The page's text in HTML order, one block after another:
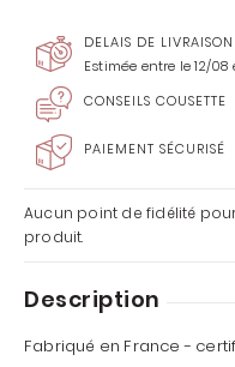
DELAIS DE LIVRAISON
Estimée entre le 12/08
CONSEILS COUSETTE
PAIEMENT SÉCURISÉ
Aucun point de fidélité
produit.
Description
Fabriqué en France -